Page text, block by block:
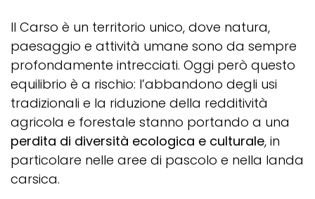
Il Carso è un territorio unico, dove natura,
paesaggio e attività umane sono da sempre
profondamente intrecciati. Oggi però questo
equilibrio è a rischio: l’abbandono degli usi
tradizionali e la riduzione della redditività
agricola e forestale stanno portando a una
perdita di diversità ecologica e culturale, in
particolare nelle aree di pascolo e nella landa
carsica.